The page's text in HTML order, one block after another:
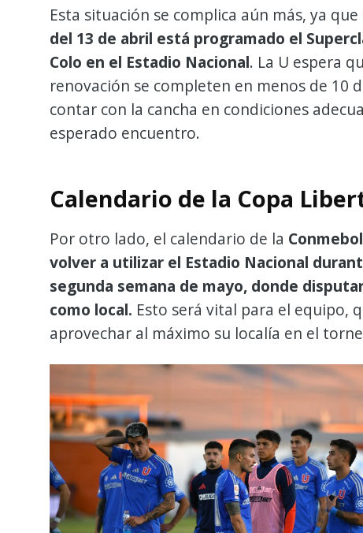
Esta situación se complica aún más, ya que
del 13 de abril está programado el
Colo en el Estadio Nacional. La U espera
renovación se completen en menos de 10
contar con la cancha en condiciones
esperado encuentro.
Calendario de la Copa
Por otro lado, el calendario de la
volver a utilizar el Estadio Nacional
segunda semana de mayo, donde
como local. Esto será vital para el equipo,
aprovechar al máximo su localía en el